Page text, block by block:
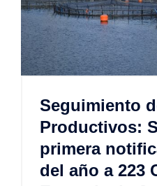
Seguimiento
Productivos:
primera
del año a 223